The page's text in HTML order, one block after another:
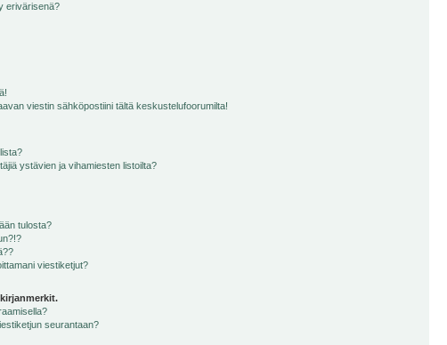
erivärisenä?
viestin sähköpostiini tältä keskustelufoorumilta!
ystävien ja vihamiesten listoilta?
tulosta?
viestiketjut?
seurantaan?